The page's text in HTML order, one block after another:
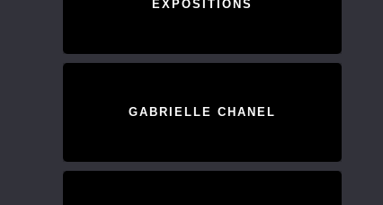
EXPOSITIONS
GABRIELLE CHANEL